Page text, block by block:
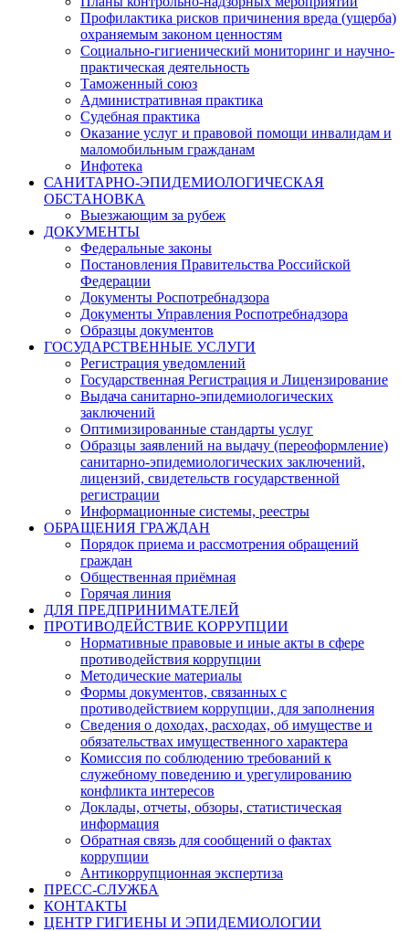
Профилактика рисков причинения вреда (ущерба)
охраняемым законом ценностям
Социально-гигиенический мониторинг и научно-
практическая деятельность
Таможенный союз
Административная практика
Судебная практика
Оказание услуг и правовой помощи инвалидам и
маломобильным гражданам
Инфотека
САНИТАРНО-ЭПИДЕМИОЛОГИЧЕСКАЯ
ОБСТАНОВКА
Выезжающим за рубеж
ДОКУМЕНТЫ
Федеральные законы
Постановления Правительства Российской
Федерации
Документы Роспотребнадзора
Документы Управления Роспотребнадзора
Образцы документов
ГОСУДАРСТВЕННЫЕ УСЛУГИ
Регистрация уведомлений
Государственная Регистрация и Лицензирование
Выдача санитарно-эпидемиологических
заключений
Оптимизированные стандарты услуг
Образцы заявлений на выдачу (переоформление)
санитарно-эпидемиологических заключений,
лицензий, свидетельств государственной
регистрации
Информационные системы, реестры
ОБРАЩЕНИЯ ГРАЖДАН
Порядок приема и рассмотрения обращений
граждан
Общественная приёмная
Горячая линия
ДЛЯ ПРЕДПРИНИМАТЕЛЕЙ
ПРОТИВОДЕЙСТВИЕ КОРРУПЦИИ
Нормативные правовые и иные акты в сфере
противодействия коррупции
Методические материалы
Формы документов, связанных с
противодействием коррупции, для заполнения
Сведения о доходах, расходах, об имуществе и
обязательствах имущественного характера
Комиссия по соблюдению требований к
служебному поведению и урегулированию
конфликта интересов
Доклады, отчеты, обзоры, статистическая
информация
Обратная связь для сообщений о фактах
коррупции
Антикоррупционная экспертиза
ПРЕСС-СЛУЖБА
КОНТАКТЫ
ЦЕНТР ГИГИЕНЫ И ЭПИДЕМИОЛОГИИ